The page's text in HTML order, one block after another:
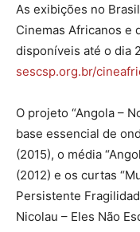
As exibições no
Cinemas Africanos e
disponíveis até o dia
sescsp.org.br/
O projeto “Angola –
base essencial de
(2015), o média
(2012) e os curtas
Persistente
Nicolau – Eles Não